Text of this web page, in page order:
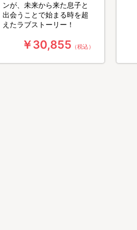
ンが、未来から来た息子と
出会うことで始まる時を超
えたラブストーリー！
￥30,855 （税込）